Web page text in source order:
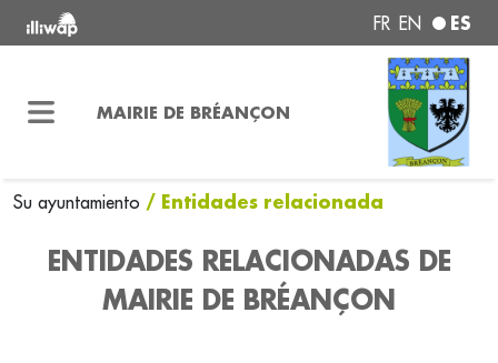
FR EN ES
MAIRIE DE BRÉANÇON
Su ayuntamiento / Entidades relacionada
ENTIDADES RELACIONADAS DE
MAIRIE DE BRÉANÇON